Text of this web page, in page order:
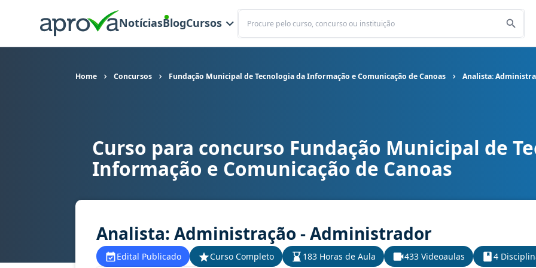
NotíciasBlogCursos
Buscar
Home Concursos Fundação Municipal de Tecnologia da Informação e Comunicação de Canoas Analista:
Curso para concurso CANOASTEC (RS) - Fundação Municipal de Tecnologia da Informação e Comunicação de
Curso para concurso Fundação Municipal de
Informação e Comunicação de Canoas
Analista: Administração - Administrador
Edital Publicado Curso Completo 183 Horas de Aula 433 Videoaulas 4